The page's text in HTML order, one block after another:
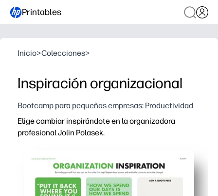
Printables
Inicio>Colecciones>
Inspiración organizacional
Bootcamp para pequeñas empresas: Productividad
Elige cambiar inspirándote en la organizadora
profesional Jolin Polasek.